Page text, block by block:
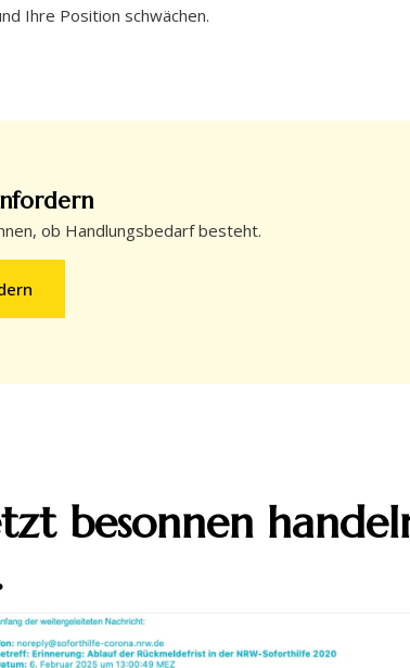
Ihre Position schwächen.
ob Handlungsbedarf besteht.
besonnen